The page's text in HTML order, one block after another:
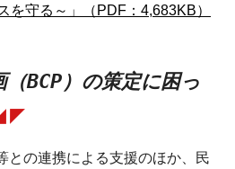
を守る～」（PDF：4,683KB）
BCP）の策定に困っ
の連携による支援のほか、民